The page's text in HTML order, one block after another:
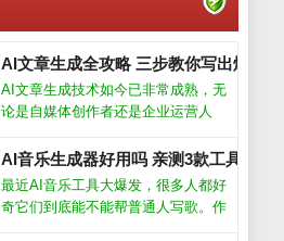
AI文章生成全攻略 三步教你写出爆款内
AI文章生成技术如今已非常成熟，无
论是自媒体创作者还是企业运营人
容。但很多人只停留在“复制粘贴”层
面，浪费了这个强大工具的真正潜
力。要想让AI写出符合需求、有深
AI音乐生成器好用吗 亲测3款工具告诉
最近AI音乐工具大爆发，很多人都好
奇它们到底能不能帮普通人写歌。作